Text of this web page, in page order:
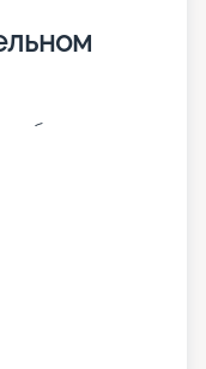
своего
палубном (из
изюминка –
Другие